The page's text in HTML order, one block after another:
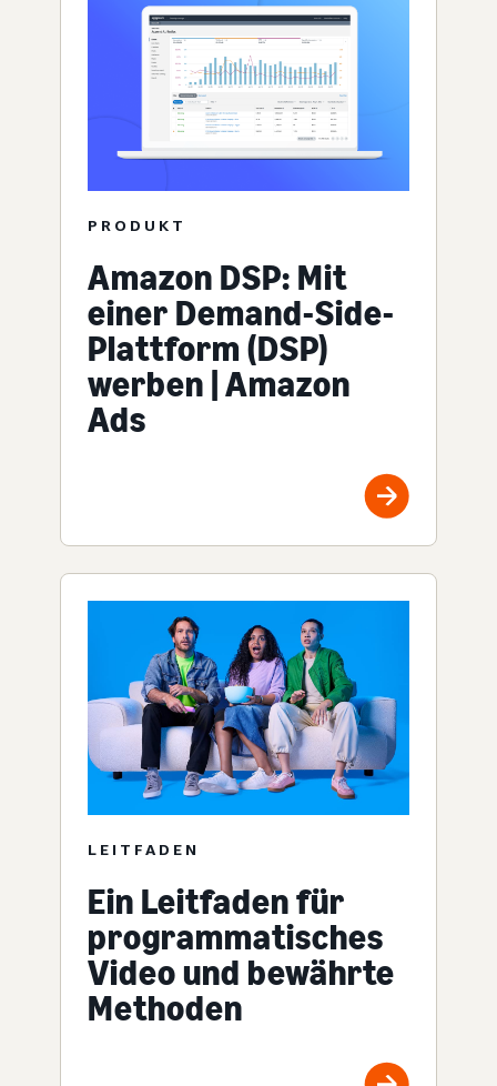
PRODUKT
Amazon DSP: Mit
einer Demand-Side-
Plattform (DSP)
werben | Amazon
Ads
LEITFADEN
Ein Leitfaden für
programmatisches
Video und bewährte
Methoden